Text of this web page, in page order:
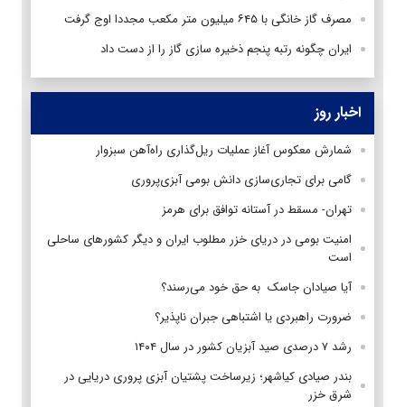
مصرف گاز خانگی با ۶۴۵ میلیون متر مکعب مجددا اوج گرفت
ایران چگونه رتبه پنجم ذخیره سازی گاز را از دست داد
اخبار روز
شمارش معکوس آغاز عملیات ریل‌گذاری راه‌آهن سبزوار
گامی برای تجاری‌سازی دانش بومی آبزی‌پروری
تهران- مسقط در آستانه توافق برای هرمز
امنیت بومی در دریای خزر مطلوب ایران و دیگر کشورهای ساحلی
است
آیا صیادان جاسک به حق خود می‌رسند؟
ضرورت راهبردی یا اشتباهی جبران ناپذیر؟
رشد ۷ درصدی صید آبزیان کشور در سال ۱۴۰۴
بندر صیادی کیاشهر؛ زیرساخت پشتیان آبزی پروری دریایی در
شرق خزر